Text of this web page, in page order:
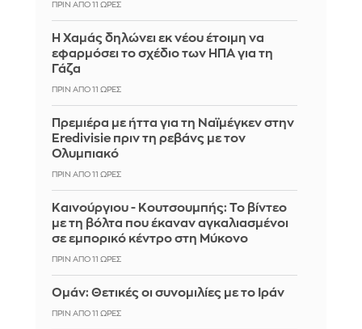
ΠΡΙΝ ΑΠΌ 11 ΏΡΕΣ
Η Χαμάς δηλώνει εκ νέου έτοιμη να
εφαρμόσει το σχέδιο των ΗΠΑ για τη
Γάζα
ΠΡΙΝ ΑΠΌ 11 ΏΡΕΣ
Πρεμιέρα με ήττα για τη Ναϊμέγκεν στην
Eredivisie πριν τη ρεβάνς με τον
Ολυμπιακό
ΠΡΙΝ ΑΠΌ 11 ΏΡΕΣ
Καινούργιου - Κουτσουμπής: Το βίντεο
με τη βόλτα που έκαναν αγκαλιασμένοι
σε εμπορικό κέντρο στη Μύκονο
ΠΡΙΝ ΑΠΌ 11 ΏΡΕΣ
Ομάν: Θετικές οι συνομιλίες με το Ιράν
ΠΡΙΝ ΑΠΌ 11 ΏΡΕΣ